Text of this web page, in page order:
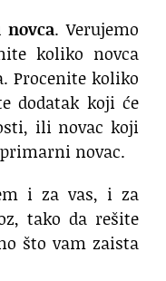
. Verujemo
koliko novca
Procenite koliko
dodatak koji će
ili novac koji
novac.
i za vas, i za
tako da rešite
što vam zaista